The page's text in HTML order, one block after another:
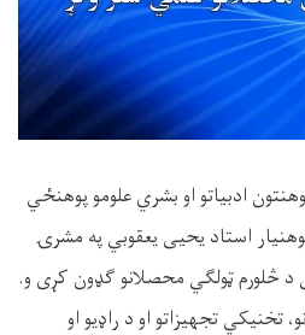
ادبیاتو او بشري علومو پوهنځي
استاد یحیی یعقوبي په مشرۍ
څلورم ټولګي محصلانو ګډون کړی و.
تخنیکي تجهیزاتو او د راډیو او